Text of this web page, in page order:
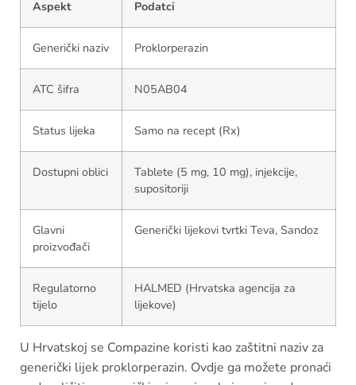
Aspekt Podatci
Generički naziv Proklorperazin
ATC šifra N05AB04
Status lijeka Samo na recept (Rx)
Dostupni oblici
Tablete (5 mg, 10 mg), injekcije,
supositoriji
Glavni
proizvođači
Generički lijekovi tvrtki Teva, Sandoz
Regulatorno
tijelo
HALMED (Hrvatska agencija za
lijekove)
U Hrvatskoj se Compazine koristi kao zaštitni naziv za
generički lijek proklorperazin. Ovdje ga možete pronaći